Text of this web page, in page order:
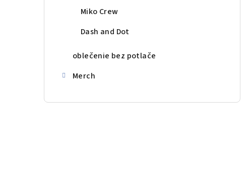
Miko Crew
Dash and Dot
oblečenie bez potlače
Merch